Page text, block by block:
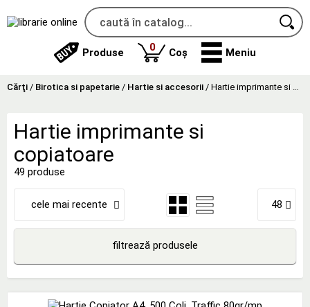
Produse 0produse
Coș Meniu
Cărţi / Birotica si papetarie / Hartie si accesorii / Hartie imprimante si copiatoare
Hartie imprimante si
copiatoare
49 produse
cele mai recente 48
filtrează produsele